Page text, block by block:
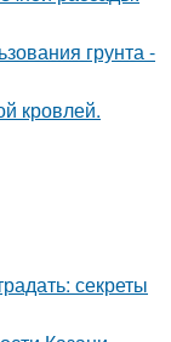
грунта -
кровлей.
секреты